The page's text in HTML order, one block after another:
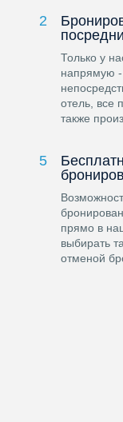
2
Только у
напрямую -
отель, все
также
5
прямо в
выбирать
отменой